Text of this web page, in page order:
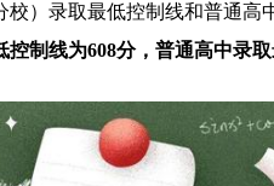
）录取最低控制线和普通高
制线为608分，普通高中录